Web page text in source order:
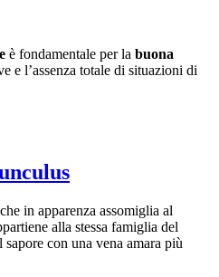
è fondamentale per la buona
e l’assenza totale di situazioni di
in apparenza assomiglia al
alla stessa famiglia del
con una vena amara più